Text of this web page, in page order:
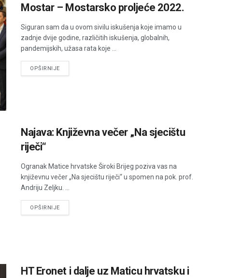
Mostar – Mostarsko proljeće 2022.
Siguran sam da u ovom sivilu iskušenja koje imamo u
zadnje dvije godine, različitih iskušenja, globalnih,
pandemijskih, užasa rata koje ...
OPŠIRNIJEDETAILS
Najava: Književna večer „Na sjecištu
riječi“
Ogranak Matice hrvatske Široki Brijeg poziva vas na
književnu večer „Na sjecištu riječi“ u spomen na pok. prof.
Andriju Zeljku. ...
OPŠIRNIJEDETAILS
HT Eronet i dalje uz Maticu hrvatsku i